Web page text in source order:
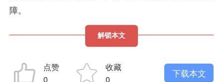
障。
解锁本文
点赞
0
收藏
0
下载本文